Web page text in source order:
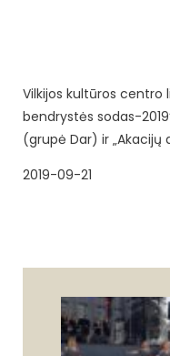
Vilkijos kultūros centro
bendrystės sodas-
(grupė Dar) ir „Akacijų
2019-09-21